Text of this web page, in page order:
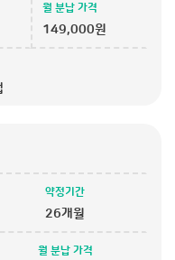
월 분납 가격
149,000원
약정기간
26개월
월 분납 가격